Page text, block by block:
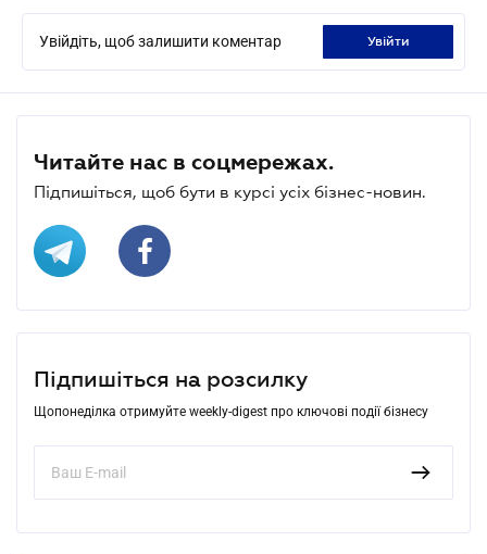
Увійдіть, щоб залишити коментар увійти
Читайте нас в соцмережах.
Підпишіться, щоб бути в курсі усіх бізнес-новин.
Підпишіться на розсилку
Щопонеділка отримуйте weekly-digest про ключові події бізнесу